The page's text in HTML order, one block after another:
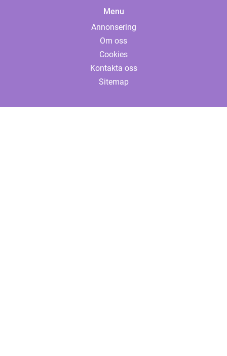
Menu
Annonsering
Om oss
Cookies
Kontakta oss
Sitemap